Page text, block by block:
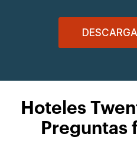
Hoteles
Preguntas